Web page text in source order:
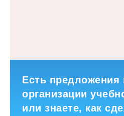
Есть предложения
организации
или знаете, как